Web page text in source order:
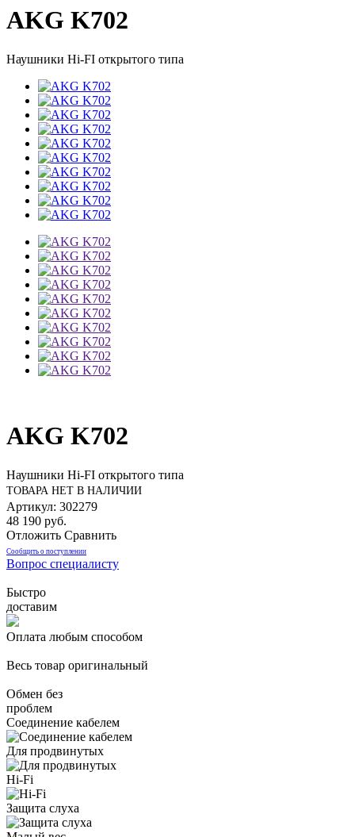
AKG K702
Наушники Hi-FI открытого типа
AKG K702
Наушники Hi-FI открытого типа
ТОВАРА НЕТ В НАЛИЧИИ
Артикул: 302279
48 190 руб.
Отложить Сравнить
Сообщить о поступлении
Вопрос специалисту
Быстро
доставим
Оплата любым способом
Весь товар оригинальный
Обмен без
проблем
Соединение кабелем
Для продвинутых
Hi-Fi
Защита слуха